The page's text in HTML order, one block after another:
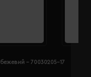
бежевий - 70030205-17